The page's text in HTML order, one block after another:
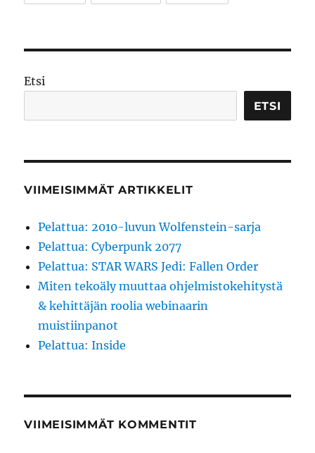
Etsi
ETSI
VIIMEISIMMÄT ARTIKKELIT
Pelattua: 2010-luvun Wolfenstein-sarja
Pelattua: Cyberpunk 2077
Pelattua: STAR WARS Jedi: Fallen Order
Miten tekoäly muuttaa ohjelmistokehitystä
& kehittäjän roolia webinaarin
muistiinpanot
Pelattua: Inside
VIIMEISIMMÄT KOMMENTIT